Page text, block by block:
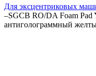
Для эксцентриковых
–SGCB RO/DA Foam
антиголограммный